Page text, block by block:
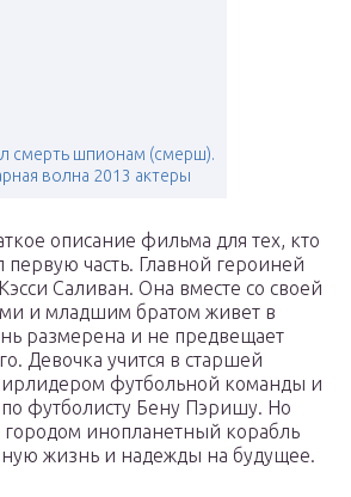
смерть шпионам (смерш).
волна 2013 актеры
описание фильма для тех, кто
часть. Главной героиней
Саливан. Она вместе со своей
и младшим братом живет в
размерена и не предвещает
Девочка учится в старшей
футбольной команды и
футболисту Бену Пэришу. Но
инопланетный корабль
жизнь и надежды на будущее.